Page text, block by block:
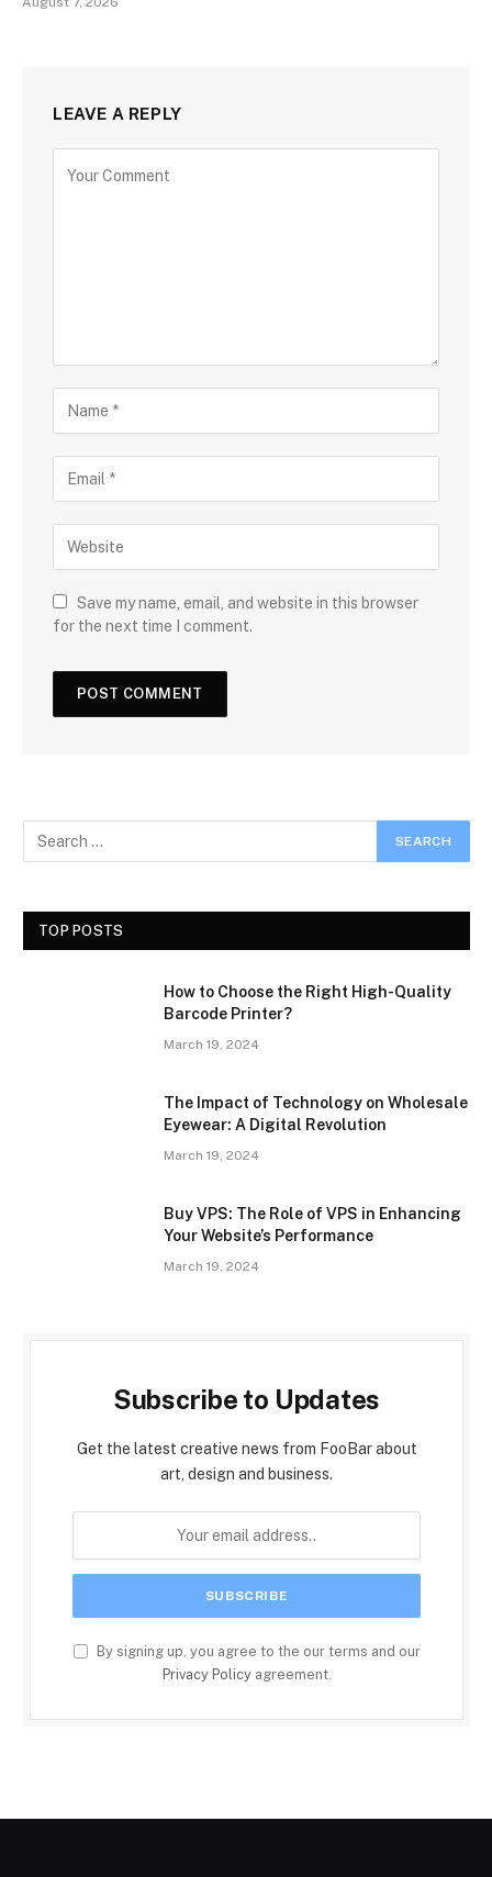
LEAVE A REPLY
Save my name, email, and website in this browser
for the next time I comment.
TOP POSTS
How to Choose the Right High-Quality
Barcode Printer?
March 19, 2024
The Impact of Technology on Wholesale
Eyewear: A Digital Revolution
March 19, 2024
Buy VPS: The Role of VPS in Enhancing
Your Website’s Performance
March 19, 2024
Subscribe to Updates
Get the latest creative news from FooBar about
art, design and business.
By signing up, you agree to the our terms and our
Privacy Policyagreement.